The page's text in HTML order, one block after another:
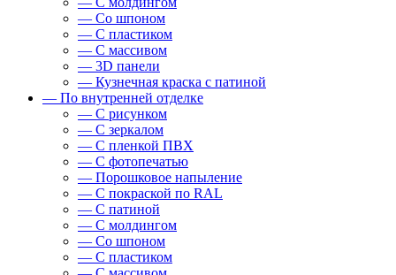
— Со шпоном
— С пластиком
— С массивом
— 3D панели
— Кузнечная краска с патиной
— По внутренней отделке
— С рисунком
— С зеркалом
— С пленкой ПВХ
— С фотопечатью
— Порошковое напыление
— С покраской по RAL
— С патиной
— С молдингом
— Со шпоном
— С пластиком